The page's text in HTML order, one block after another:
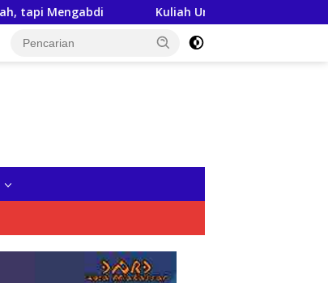
Kuliah Umum di UNPRI Medan, Taruna Ikrar